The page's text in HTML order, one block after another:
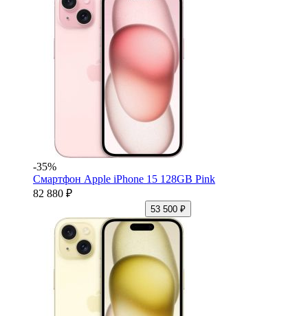
-35%
Смартфон Apple iPhone 15 128GB Pink
82 880 ₽
53 500 ₽